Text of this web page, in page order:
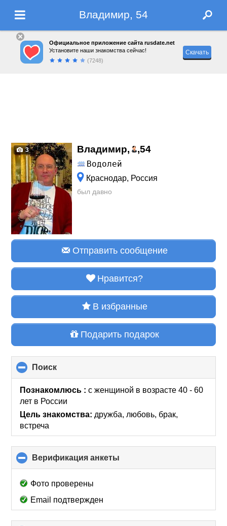
Владимир, 54
Официальное приложение сайта rusdate.net
Установите наши знакомства сейчас!
(7248)
Скачать
3 Владимир, ,54
Водолей
Краснодар, Россия
был давно
Отправить сообщение
Нравится?
В избранные
Подарить подарок
Поиск
to
collapse
contents
Познакомлюсь :с женщиной в возрасте 40 - 60
лет в России
Цель знакомства: дружба, любовь, брак,
встреча
Верификация анкеты
to
Фото проверены
Email подтвержден